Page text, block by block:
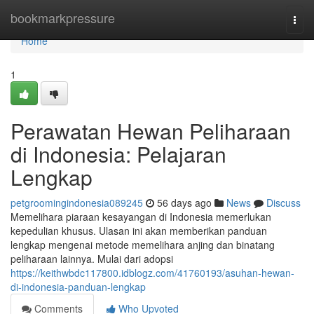
bookmarkpressure
Home
Home
1
Perawatan Hewan Peliharaan
di Indonesia: Pelajaran
Lengkap
petgroomingindonesia089245 56 days ago News
Discuss
Memelihara piaraan kesayangan di Indonesia memerlukan
kepedulian khusus. Ulasan ini akan memberikan panduan
lengkap mengenai metode memelihara anjing dan binatang
peliharaan lainnya. Mulai dari adopsi
https://keithwbdc117800.idblogz.com/41760193/asuhan-hewan-
di-indonesia-panduan-lengkap
Comments
Who Upvoted